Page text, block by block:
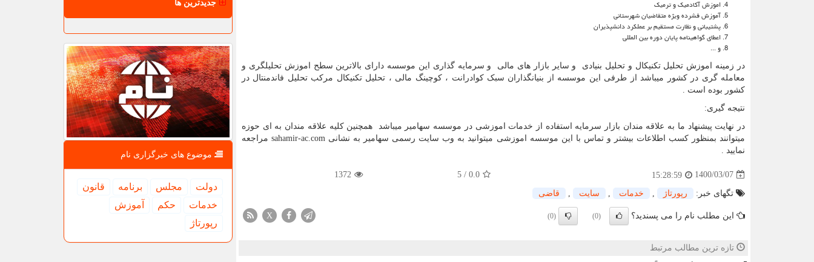
اموزش آکادمیک و ترمیک
آموزش فشرده ویژه متقاضیان شهرستانی
پشتیبانی و نظارت مستقیم بر عملکرد دانشپذیران
اعطای گواهینامه پایان دوره بین المللی
و ...
در زمینه اموزش تحلیل تکنیکال و تحلیل بنیادی و سایر بازار های مالی و سرمایه گذاری این موسسه دارای بالاترین سطح اموزش تحلیلگری و
معامله گری در کشور میباشد از طرفی این موسسه از بنیانگذاران سبک کوادرانت ، کوچینگ مالی ، تحلیل تکنیکال مرکب تحلیل فاندمنتال در
کشور بوده است .
نتیجه گیری:
در نهایت پیشنهاد ما به علاقه مندان بازار سرمایه استفاده از خدمات اموزشی در موسسه سهامیر میباشد همچنین کلیه علاقه مندان به ای حوزه
میتوانند بمنظور کسب اطلاعات بیشتر و تماس با این موسسه اموزشی میتوانید به وب سایت رسمی سهامیر به نشانی sahamir-ac.comمراجعه
نمایید .
1400/03/07
15:28:59
0.0
/
5
1372
تگهای خبر: رپورتاژ خدمات سایت قاضی
این مطلب نام را می پسندید؟ (0)
(0)
X
تازه ترین مطالب مرتبط
جدیدترین ها
موضوع های خبرگزاری نام
دولت مجلس برنامه
قانون
خدمات
حكم
آموزش
رپورتاژ